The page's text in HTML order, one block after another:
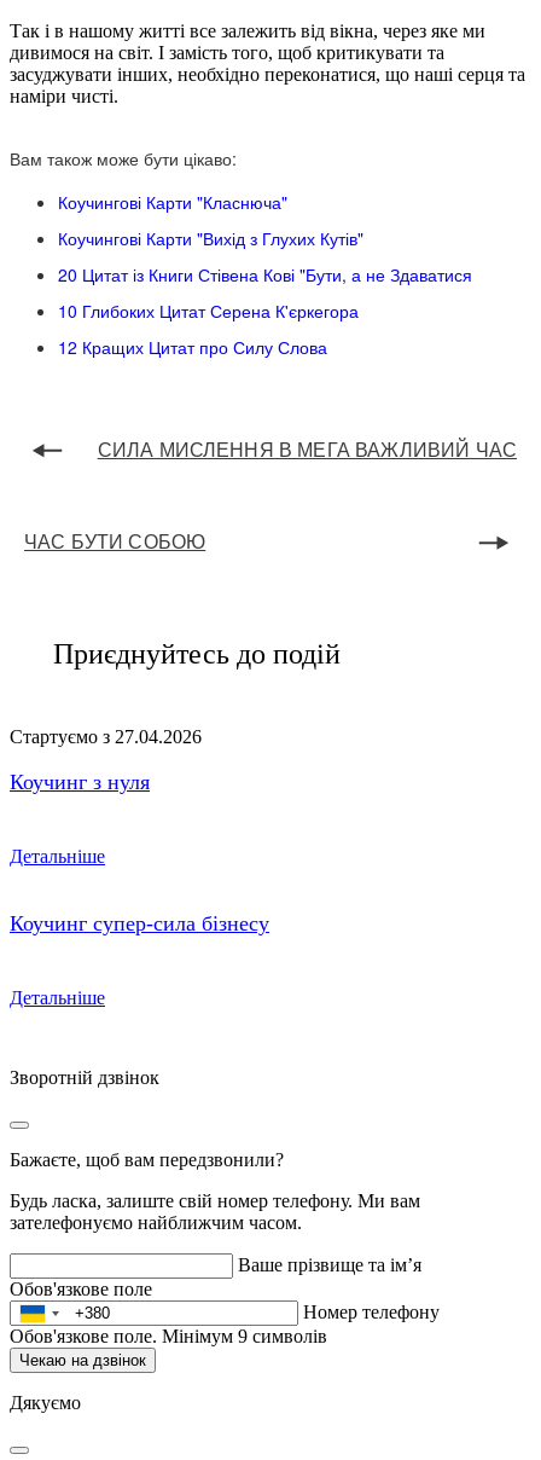
Так і в нашому житті все залежить від вікна, через яке ми
дивимося на світ. І замість того, щоб критикувати та
засуджувати інших, необхідно переконатися, що наші серця та
наміри чисті.
Вам також може бути цікаво:
Коучингові Карти "Класнюча"
Коучингові Карти "Вихід з Глухих Кутів"
20 Цитат із Книги Стівена Кові "Бути, а не Здаватися
10 Глибоких Цитат Серена К'єркегора
12 Кращих Цитат про Силу Слова
СИЛА МИСЛЕННЯ В МЕГА ВАЖЛИВИЙ ЧАС
ЧАС БУТИ СОБОЮ
Приєднуйтесь до подій
Стартуємо з 27.04.2026
Коучинг з нуля
Детальніше
Коучинг супер-сила бізнесу
Детальніше
Зворотній дзвінок
Бажаєте, щоб вам передзвонили?
Будь ласка, залиште свій номер телефону. Ми вам
зателефонуємо найближчим часом.
Ваше прізвище та ім’я
Обов'язкове поле
Номер телефону
Обов'язкове поле. Мінімум 9 символів
Чекаю на дзвінок
Дякуємо